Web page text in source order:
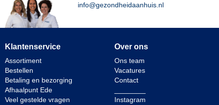
info@gezondheidaanhuis.nl
Klantenservice
Assortiment
Bestellen
Betaling en bezorging
Afhaalpunt Ede
Veel gestelde vragen
Over ons
Ons team
Vacatures
Contact
Instagram